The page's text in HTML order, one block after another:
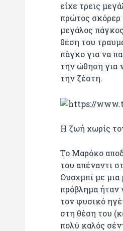
είχε τρεις
πρώτος σκόρερ
μεγάλος
θέση του
πάγκο για να
την ώθηση για
την ζέστη.
Η ζωή χωρίς
Το Μαρόκο
του απέναντι
Ουαχμπί με μια
πρόβλημα ήταν
τον φυσικό
στη θέση του
πολύ καλός